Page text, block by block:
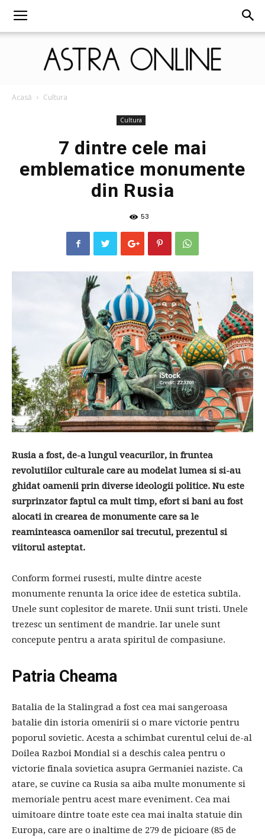
Online
Acasă Cultura
Cultura
7 dintre cele mai
emblematice monumente
din Rusia
53
Rusia a fost, de-a lungul veacurilor, in fruntea
revolutiilor culturale care au modelat lumea si si-au
ghidat oamenii prin diverse ideologii politice. Nu este
surprinzator faptul ca mult timp, efort si bani au fost
alocati in crearea de monumente care sa le
reaminteasca oamenilor sai trecutul, prezentul si
viitorul asteptat.
Conform formei rusesti, multe dintre aceste
monumente renunta la orice idee de estetica subtila.
Unele sunt coplesitor de marete. Unii sunt tristi. Unele
trezesc un sentiment de mandrie. Iar unele sunt
concepute pentru a arata spiritul de compasiune.
Patria Cheama
Batalia de la Stalingrad a fost cea mai sangeroasa
batalie din istoria omenirii si o mare victorie pentru
poporul sovietic. Acesta a schimbat curentul celui de-al
Doilea Razboi Mondial si a deschis calea pentru o
victorie finala sovietica asupra Germaniei naziste. Ca
atare, se cuvine ca Rusia sa aiba multe monumente si
memoriale pentru acest mare eveniment. Cea mai
uimitoare dintre toate este cea mai inalta statuie din
Europa, care are o inaltime de 279 de picioare (85 de